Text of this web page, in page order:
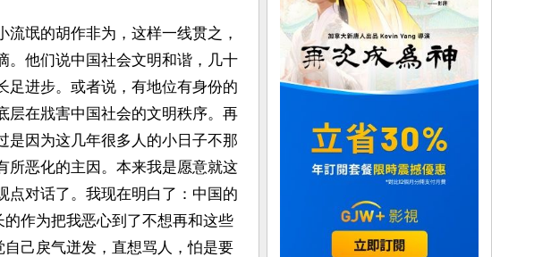
氓的胡作非为，这样一线贯之，
。他们说中国社会文明和谐，几十
足进步。或者说，有地位有身份的
层在戕害中国社会的文明秩序。再
是因为这几年很多人的小日子不那
恶化的主因。本来我是愿意就这
点对话了。我现在明白了：中国的
作为把我恶心到了不想再和这些
己戾气迸发，直想骂人，怕是要